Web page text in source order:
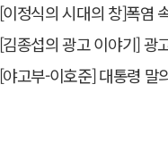
[이정식의 시대의 창]폭염 속 이동
[김종섭의 광고 이야기] 광고
[야고부-이호준] 대통령 말